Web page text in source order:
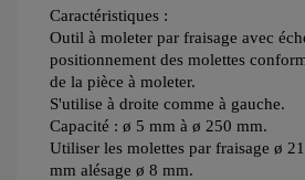
Caractéristiques :
Outil à moleter par fraisage avec
positionnement des molettes
de la pièce à moleter.
S'utilise à droite comme à gauche.
Capacité : ø 5 mm à ø 250 mm.
Utiliser les molettes par fraisage ø
mm alésage ø 8 mm.